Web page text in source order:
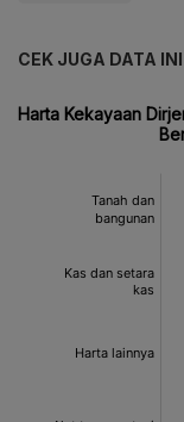
CEK JUGA DATA INI